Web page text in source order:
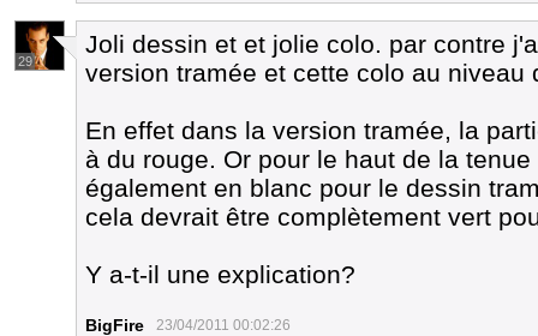
29
Joli dessin et et jolie colo. par contre
version tramée et cette colo au niveau
En effet dans la version tramée, la
à du rouge. Or pour le haut de la
également en blanc pour le dessin
cela devrait être complètement vert
Y a-t-il une explication?
BigFire 23/04/2011 00:02:26